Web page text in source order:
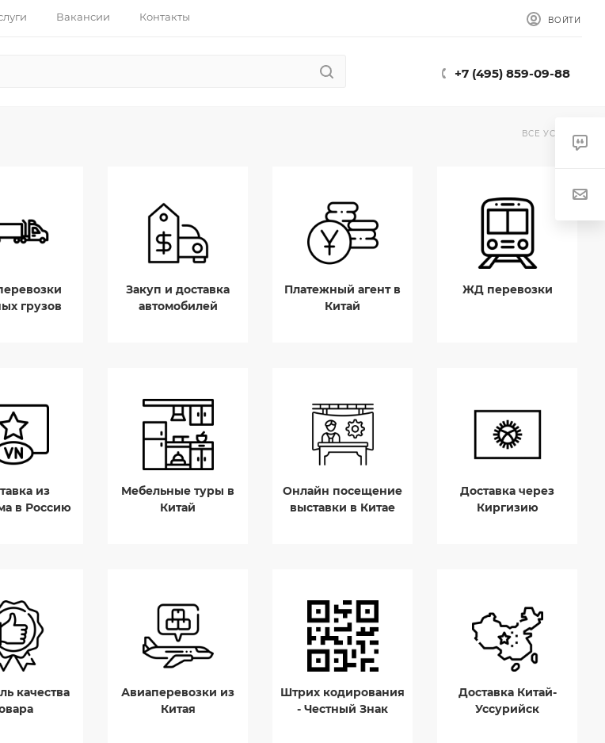
Вакансии Контакты ВОЙТИ
+7 (495) 859-09-88
ВСЕ УСЛУГИ
грузов
Закуп и доставка
автомобилей
Платежный агент в
Китай
ЖД перевозки
из
в Россию
Мебельные туры в
Китай
Онлайн посещение
выставки в Китае
Доставка через
Киргизию
качества
Авиаперевозки из
Китая
Штрих кодирования
- Честный Знак
Доставка Китай-
Уссурийск